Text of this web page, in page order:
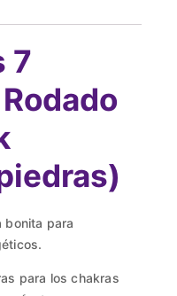
7
bonita para
para los chakras